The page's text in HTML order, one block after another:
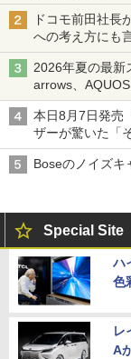
ドコモ前田社長
への考え方にも
2026年夏の最新
arrows、
本日8月7日発売
ザーが驚いた「
Boseのノイズキ
Special Site
ハ
色
レ
A